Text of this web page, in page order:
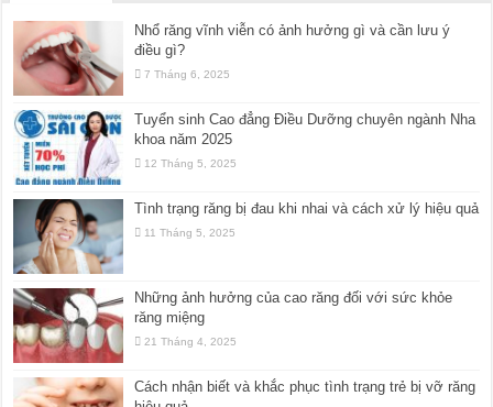
Nhổ răng vĩnh viễn có ảnh hưởng gì và cần lưu ý
điều gì?
7 Tháng 6, 2025
Tuyển sinh Cao đẳng Điều Dưỡng chuyên ngành Nha
khoa năm 2025
12 Tháng 5, 2025
Tình trạng răng bị đau khi nhai và cách xử lý hiệu quả
11 Tháng 5, 2025
Những ảnh hưởng của cao răng đối với sức khỏe
răng miệng
21 Tháng 4, 2025
Cách nhận biết và khắc phục tình trạng trẻ bị vỡ răng